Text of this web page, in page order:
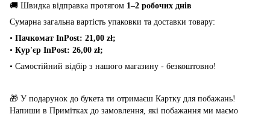
🚚 Швидка відправка протягом 1–2 робочих днів
Сумарна загальна вартість упаковки та доставки товару:
• Пачкомат InPost: 21,00 zł;
• Кур'єр InPost: 26,00 zł;
• Самостійний відбір з нашого магазину - безкоштовно!
🎁 У подарунок до букета ти отримаєш Картку для побажань!
Напиши в Примітках до замовлення, які побажання ми маємо